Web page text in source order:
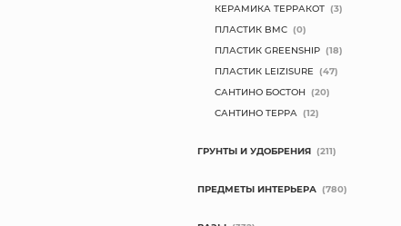
КЕРАМИКА ТЕРРАКОТ (3)
ПЛАСТИК BMC (0)
ПЛАСТИК GREENSHIP (18)
ПЛАСТИК LEIZISURE (47)
САНТИНО БОСТОН (20)
САНТИНО ТЕРРА (12)
ГРУНТЫ И УДОБРЕНИЯ (211)
ПРЕДМЕТЫ ИНТЕРЬЕРА (780)